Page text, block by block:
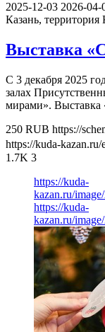
2025-12-03 2026-04-
Казань, территория
Выставка
С 3 декабря 2025
залах
мирами».
250 RUB https://
https://kuda-
1.7K 3
https://kuda-
kazan.ru/
https://kuda-
kazan.ru/